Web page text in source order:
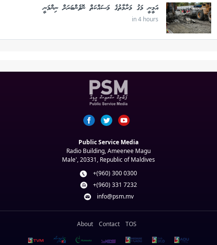
އަމީނީ މަގު މަރާމާތުގެ މަސައްކަތް ނޮވެންބަރަށް ނިންމަނީ
in 4 hours
Public Service Media
Radio Building, Ameenee Magu
Male', 20331, Republic of Maldives
+(960) 300 0300
+(960) 331 7232
info@psm.mv
About Contact TOS